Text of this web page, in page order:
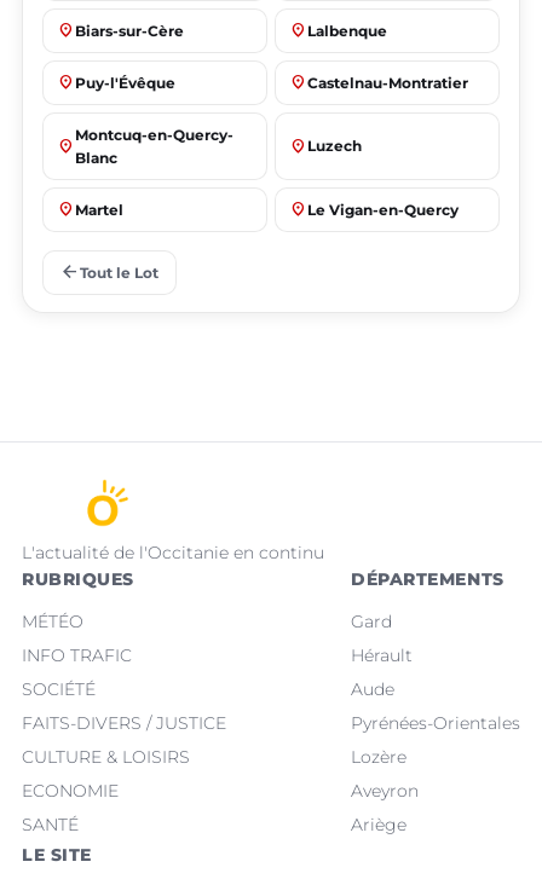
place Biars-sur-Cère place Lalbenque
place Puy-l'Évêque place Castelnau-Montratier
place
Montcuq-en-Quercy-
Blanc
place Luzech
place Martel place Le Vigan-en-Quercy
place
arrow_back Tout le Lot
L'actualité de l'Occitanie en continu
RUBRIQUES
MÉTÉO
INFO TRAFIC
SOCIÉTÉ
FAITS-DIVERS / JUSTICE
CULTURE & LOISIRS
ECONOMIE
SANTÉ
DÉPARTEMENTS
Gard
Hérault
Aude
Pyrénées-Orientales
Lozère
Aveyron
Ariège
LE SITE